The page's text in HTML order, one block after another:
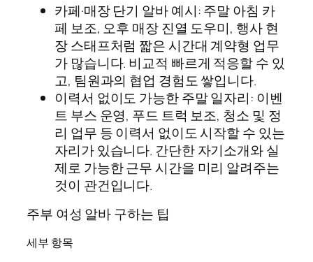
카페·매장 단기 알바 예시: 주말 아침 카
페 보조, 오후 매장 진열 도우미, 행사 현
장 스태프처럼 짧은 시간대 계약형 업무
가 많습니다. 비교적 빠르게 적응할 수 있
고, 팀원과의 협업 경험도 쌓입니다.
이력서 없이도 가능한 주말 일자리: 이벤
트 부스 운영, 푸드 트럭 보조, 청소 및 정
리 업무 등 이력서 없이도 시작할 수 있는
자리가 있습니다. 간단한 자기소개와 실
제로 가능한 근무 시간을 미리 알려주는
것이 관건입니다.
주부 여성 알바 구하는 팁
세부 항목